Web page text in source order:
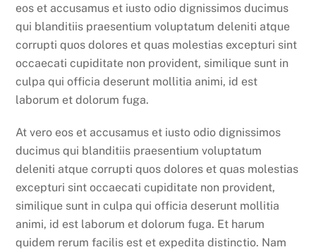
eos et accusamus et iusto odio dignissimos ducimus
qui blanditiis praesentium voluptatum deleniti atque
corrupti quos dolores et quas molestias excepturi sint
occaecati cupiditate non provident, similique sunt in
culpa qui officia deserunt mollitia animi, id est
laborum et dolorum fuga.
At vero eos et accusamus et iusto odio dignissimos
ducimus qui blanditiis praesentium voluptatum
deleniti atque corrupti quos dolores et quas molestias
excepturi sint occaecati cupiditate non provident,
similique sunt in culpa qui officia deserunt mollitia
animi, id est laborum et dolorum fuga. Et harum
quidem rerum facilis est et expedita distinctio. Nam